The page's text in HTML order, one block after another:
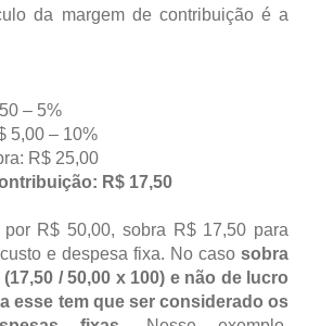
da margem de contribuição é a
– 5%
5,00 – 10%
R$ 25,00
R$ 17,50
por R$ 50,00, sobra R$ 17,50 para
e despesa fixa. No caso sobra
/ 50,00 x 100) e não de lucro
esse tem que ser considerado os